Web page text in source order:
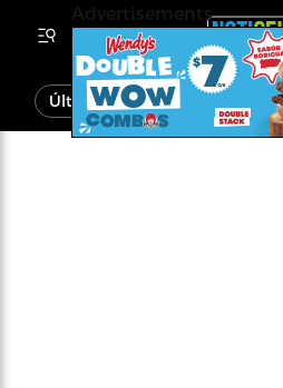
Última Hora Noticias
Advertisements